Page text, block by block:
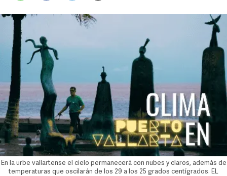
En la urbe vallartense el cielo permanecerá con nubes y claros, además de
temperaturas que oscilarán de los 29 a los 25 grados centígrados. EL